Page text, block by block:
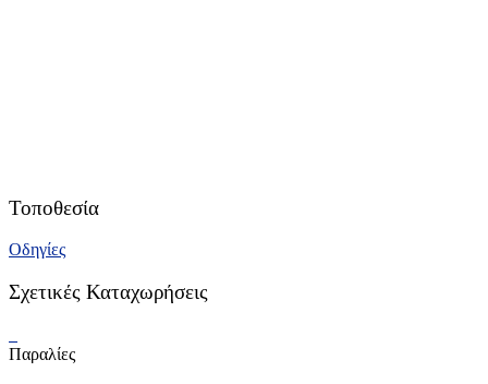
Τοποθεσία
Οδηγίες
Σχετικές Καταχωρήσεις
Παραλίες